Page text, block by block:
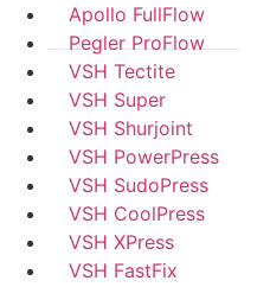
Apollo FullFlow
Pegler ProFlow
VSH Tectite
VSH Super
VSH Shurjoint
VSH PowerPress
VSH SudoPress
VSH CoolPress
VSH XPress
VSH FastFix